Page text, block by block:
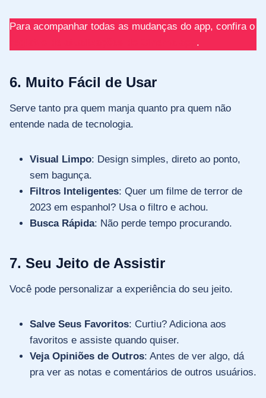
Para acompanhar todas as mudanças do app, confira o
.
6. Muito Fácil de Usar
Serve tanto pra quem manja quanto pra quem não
entende nada de tecnologia.
Visual Limpo: Design simples, direto ao ponto,
sem bagunça.
Filtros Inteligentes: Quer um filme de terror de
2023 em espanhol? Usa o filtro e achou.
Busca Rápida: Não perde tempo procurando.
7. Seu Jeito de Assistir
Você pode personalizar a experiência do seu jeito.
Salve Seus Favoritos: Curtiu? Adiciona aos
favoritos e assiste quando quiser.
Veja Opiniões de Outros: Antes de ver algo, dá
pra ver as notas e comentários de outros usuários.